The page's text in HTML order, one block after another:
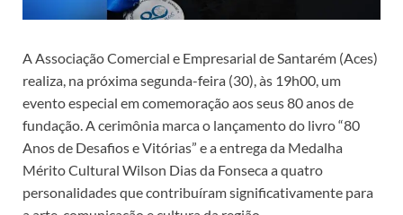
A Associação Comercial e Empresarial de Santarém (Aces)
realiza, na próxima segunda-feira (30), às 19h00, um
evento especial em comemoração aos seus 80 anos de
fundação. A cerimônia marca o lançamento do livro “80
Anos de Desafios e Vitórias” e a entrega da Medalha
Mérito Cultural Wilson Dias da Fonseca a quatro
personalidades que contribuíram significativamente para